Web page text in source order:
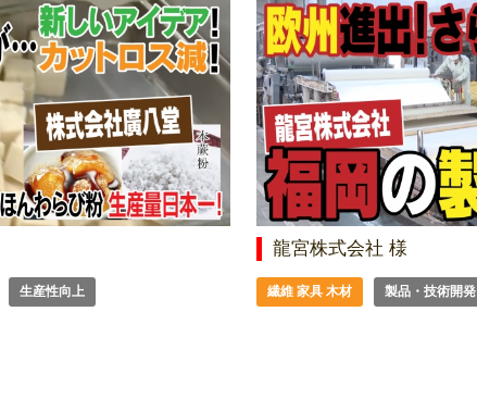
生産性向上
龍宮株式会社 様
繊維 家具 木材 製品・技術開発